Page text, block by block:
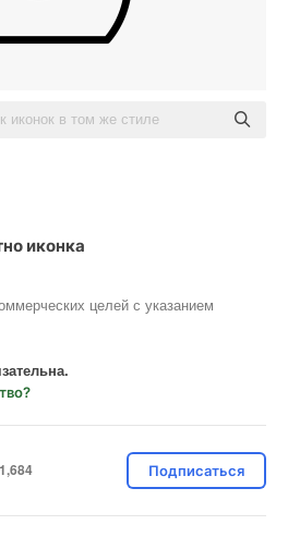
иконка
целей с указанием
Подписаться